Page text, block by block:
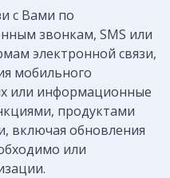
с Вами по
звонкам, SMS или
электронной связи,
мобильного
или информационные
продуктами
включая обновления
или